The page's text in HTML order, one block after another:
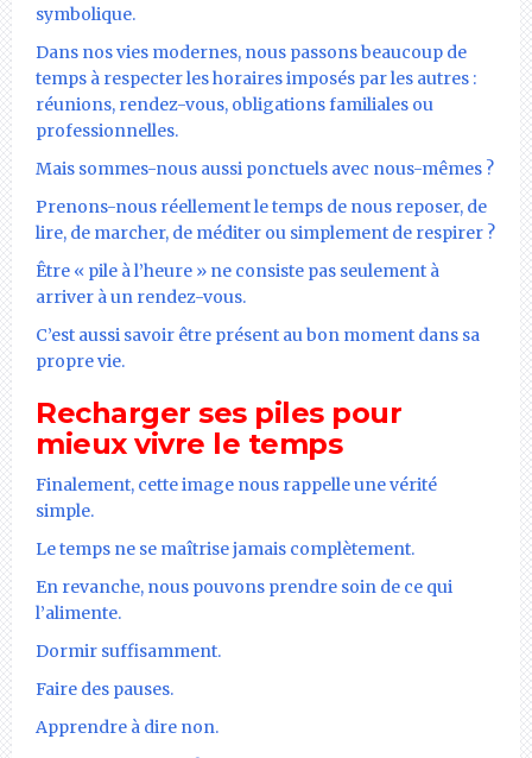
symbolique.
Dans nos vies modernes, nous passons beaucoup de
temps à respecter les horaires imposés par les autres :
réunions, rendez-vous, obligations familiales ou
professionnelles.
Mais sommes-nous aussi ponctuels avec nous-mêmes ?
Prenons-nous réellement le temps de nous reposer, de
lire, de marcher, de méditer ou simplement de respirer ?
Être « pile à l’heure » ne consiste pas seulement à
arriver à un rendez-vous.
C’est aussi savoir être présent au bon moment dans sa
propre vie.
Recharger ses piles pour
mieux vivre le temps
Finalement, cette image nous rappelle une vérité
simple.
Le temps ne se maîtrise jamais complètement.
En revanche, nous pouvons prendre soin de ce qui
l’alimente.
Dormir suffisamment.
Faire des pauses.
Apprendre à dire non.